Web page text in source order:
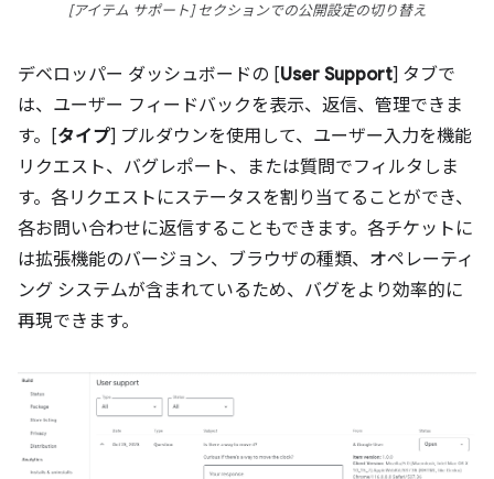
[アイテム サポート] セクションでの公開設定の切り替え
デベロッパー ダッシュボードの [User Support] タブで
は、ユーザー フィードバックを表示、返信、管理できま
す。[タイプ] プルダウンを使用して、ユーザー入力を機能
リクエスト、バグレポート、または質問でフィルタしま
す。各リクエストにステータスを割り当てることができ、
各お問い合わせに返信することもできます。各チケットに
は拡張機能のバージョン、ブラウザの種類、オペレーティ
ング システムが含まれているため、バグをより効率的に
再現できます。